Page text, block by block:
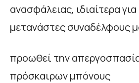
ανασφάλειας, ιδιαίτερα
μετανάστες συναδέλφους
προωθεί την
πρόσκαιρων μπόνους